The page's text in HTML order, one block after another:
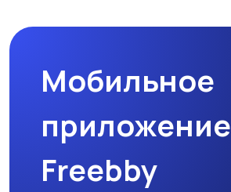
Мобильное
приложение
Freebby